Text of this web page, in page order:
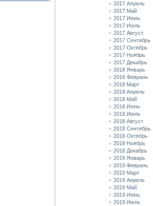
2017 Апрель
2017 Май
2017 Июнь
2017 Июль
2017 Август
2017 Сентябрь
2017 Октябрь
2017 Ноябрь
2017 Декабрь
2018 Январь
2018 Февраль
2018 Март
2018 Апрель
2018 Май
2018 Июнь
2018 Июль
2018 Август
2018 Сентябрь
2018 Октябрь
2018 Ноябрь
2018 Декабрь
2019 Январь
2019 Февраль
2019 Март
2019 Апрель
2019 Май
2019 Июнь
2019 Июль